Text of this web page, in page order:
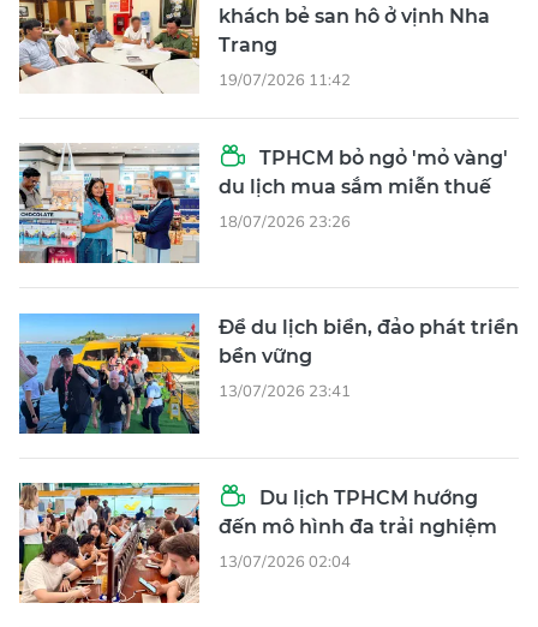
khách bẻ san hô ở vịnh Nha
Trang
19/07/2026 11:42
TPHCM bỏ ngỏ 'mỏ vàng'
du lịch mua sắm miễn thuế
18/07/2026 23:26
Để du lịch biển, đảo phát triển
bền vững
13/07/2026 23:41
Du lịch TPHCM hướng
đến mô hình đa trải nghiệm
13/07/2026 02:04